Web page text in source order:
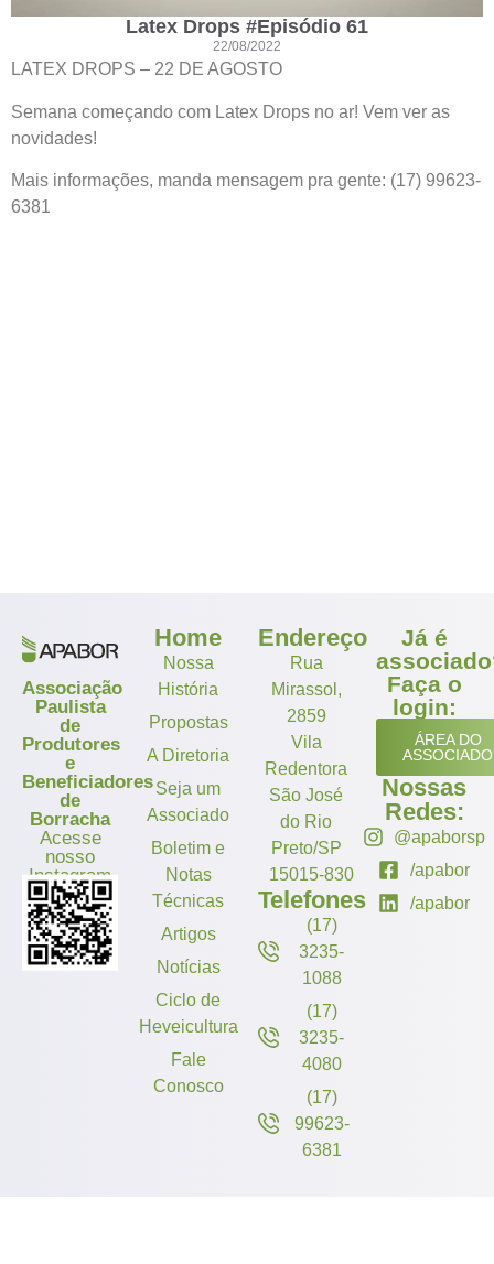
Latex Drops #Episódio 61
22/08/2022
LATEX DROPS – 22 DE AGOSTO
Semana começando com Latex Drops no ar! Vem ver as
novidades!
Mais informações, manda mensagem pra gente: (17) 99623-
6381
Associação
Paulista
de
Produtores
e
Beneficiadores
de
Borracha
Acesse
nosso
Instagram
Home
Nossa
História
Propostas
A Diretoria
Seja um
Associado
Boletim e
Notas
Técnicas
Artigos
Notícias
Ciclo de
Heveicultura
Fale
Conosco
Endereço
Rua
Mirassol,
2859
Vila
Redentora
São José
do Rio
Preto/SP
15015-830
Telefones
(17)
3235-
1088
(17)
3235-
4080
(17)
99623-
6381
Já é
Faça o
login:
ÁREA DO
ASSOCIADO
Nossas
Redes:
@apaborsp
/apabor
/apabor